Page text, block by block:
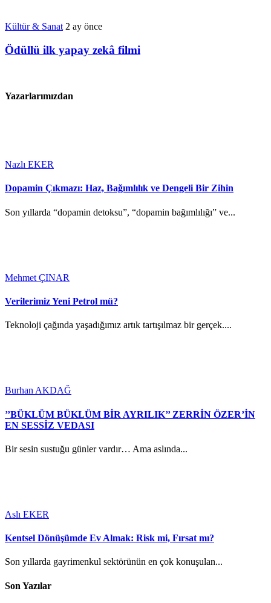
Kültür & Sanat 2 ay önce
Ödüllü ilk yapay zekâ filmi
Yazarlarımızdan
Nazlı EKER
Dopamin Çıkmazı: Haz, Bağımlılık ve Dengeli Bir Zihin
Son yıllarda “dopamin detoksu”, “dopamin bağımlılığı” ve...
Mehmet ÇINAR
Verilerimiz Yeni Petrol mü?
Teknoloji çağında yaşadığımız artık tartışılmaz bir gerçek....
Burhan AKDAĞ
’’BÜKLÜM BÜKLÜM BİR AYRILIK’’ ZERRİN ÖZER’İN
EN SESSİZ VEDASI
Bir sesin sustuğu günler vardır… Ama aslında...
Aslı EKER
Kentsel Dönüşümde Ev Almak: Risk mi, Fırsat mı?
Son yıllarda gayrimenkul sektörünün en çok konuşulan...
Son Yazılar